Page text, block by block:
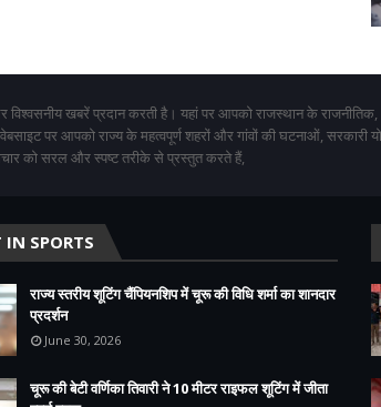
खबरें प्रदान करती है। यहां पर आपको राजस्थान के राजनीतिक,
पर आपको राज्य के महत्वपूर्ण शहरों और गांवों की घटनाओं, सरकारी
को सरल और स्पष्ट तरीके से प्रस्तुत करते हैं,
IN SPORTS
राज्य स्तरीय शूटिंग चैंपियनशिप में चूरू की विधि शर्मा का शानदार
प्रदर्शन
June 30, 2026
चूरू की बेटी वर्णिका तिवारी ने 10 मीटर राइफल शूटिंग में जीता